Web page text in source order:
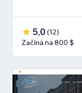
5,0 (12)
Začíná na 800 $